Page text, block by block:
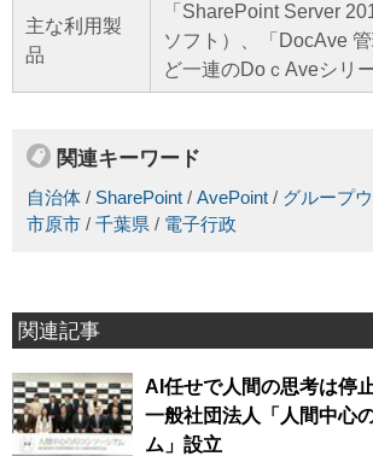
主な利用製
品
「SharePoint Server
ソフト）、「DocAve
ど一連のDoｃAveシリ
関連キーワード
自治体 / SharePoint / AvePoint / グループ
市原市 / 千葉県 / 電子行政
関連記事
AI任せで人間の思考は停
一般社団法人「人間中心
ム」設立